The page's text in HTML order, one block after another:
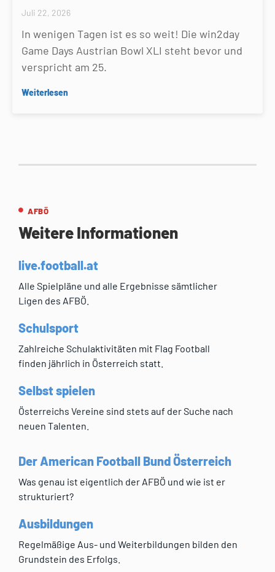
Juli 22, 2026
In wenigen Tagen ist es so weit! Die win2day
Game Days Austrian Bowl XLI steht bevor und
verspricht am 25.
Weiterlesen
AFBÖ
Weitere Informationen
live.football.at
Alle Spielpläne und alle Ergebnisse sämtlicher
Ligen des AFBÖ.
Schulsport
Zahlreiche Schulaktivitäten mit Flag Football
finden jährlich in Österreich statt.
Selbst spielen
Österreichs Vereine sind stets auf der Suche nach
neuen Talenten.
Der American Football Bund Österreich
Was genau ist eigentlich der AFBÖ und wie ist er
strukturiert?
Ausbildungen
Regelmäßige Aus- und Weiterbildungen bilden den
Grundstein des Erfolgs.